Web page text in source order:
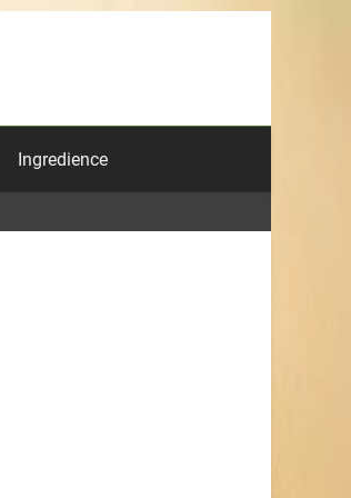
Ingredience